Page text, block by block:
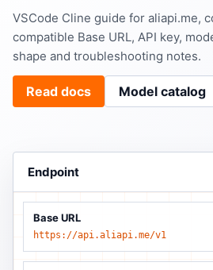
VSCode Cline guide for aliapi.me,
compatible Base URL, API key,
shape and troubleshooting notes.
Read docs Model catalog
Endpoint
Base URL
https://api.aliapi.me/v1